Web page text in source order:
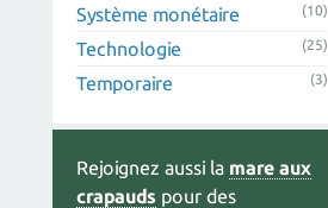
Système monétaire (10)
Technologie (25)
Temporaire (3)
Rejoignez aussi la mare aux
crapauds pour des